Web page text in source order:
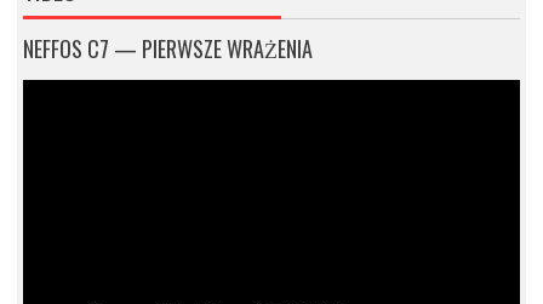
NEFFOS C7 — PIERWSZE WRAŻENIA